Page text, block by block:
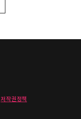
저작권정책